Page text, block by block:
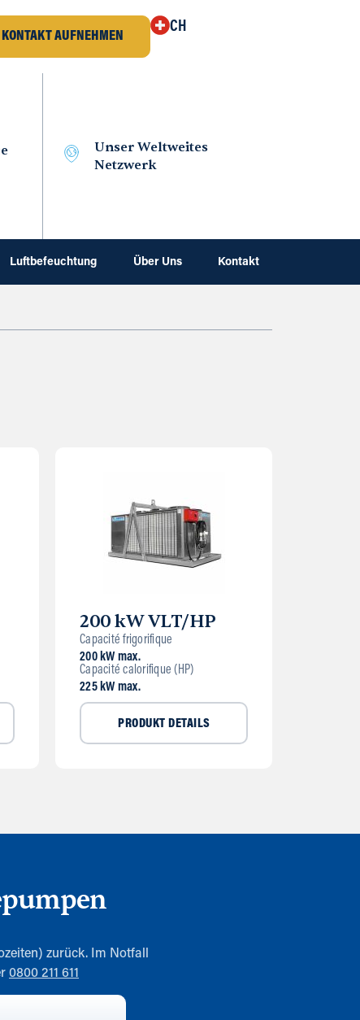
KONTAKT AUFNEHMEN
CH
Unser Weltweites
Netzwerk
Luftbefeuchtung Über Uns Kontakt
200 kW VLT/HP
Capacité frigorifique
200 kW max.
Capacité calorifique (HP)
225 kW max.
PRODUKT DETAILS
zurück. Im Notfall
0800 211 611